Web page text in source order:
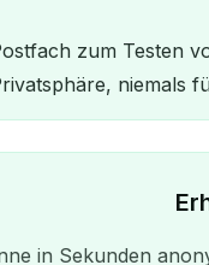
zum Testen
niemals
in Sekunden